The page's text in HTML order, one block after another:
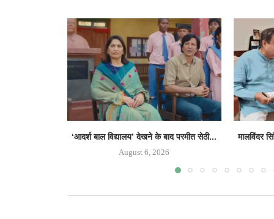
‘आदर्श बाल विद्यालय’ देखने के बाद परमीत सेठी...
August 6, 2026
मालविंदर